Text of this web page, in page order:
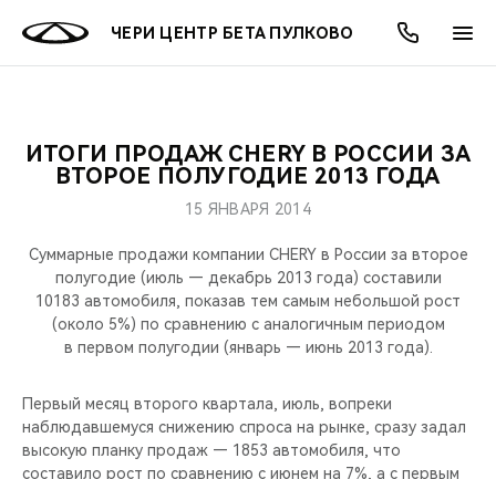
ЧЕРИ ЦЕНТР БЕТА ПУЛКОВО
МОДЕЛИ
КРОССОВЕРЫ
СЕДАНЫ
НОВИНКИ
ПОКУПАТЕЛЯМ
КРЕДИТ И СТРАХОВАНИЕ
ВЛАДЕЛЬЦАМ
ЗАПЧАСТИ И АКСЕССУАРЫ
ПОДДЕРЖКА
МИР CHERY
О БРЕНДЕ
CHERY В СОЦСЕТЯХ
АКЦИИ
ОНЛАЙН СЕРВИСЫ
КРЕДИТ
О КОМПАНИИ
МЫ В СОЦСЕТЯХ
ИТОГИ ПРОДАЖ CHERY В РОССИИ ЗА
ВТОРОЕ ПОЛУГОДИЕ 2013 ГОДА
15 ЯНВАРЯ 2014
Суммарные продажи компании CHERY в России за второе
полугодие (июль — декабрь 2013 года) составили
10183 автомобиля, показав тем самым небольшой рост
(около 5%) по сравнению с аналогичным периодом
в первом полугодии (январь — июнь 2013 года).
Первый месяц второго квартала, июль, вопреки
наблюдавшемуся снижению спроса на рынке, сразу задал
высокую планку продаж — 1853 автомобиля, что
составило рост по сравнению с июнем на 7%, а с первым